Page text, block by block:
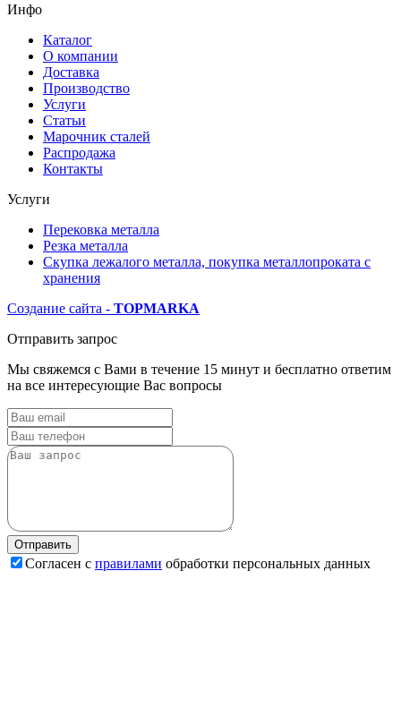
Инфо
Каталог
О компании
Доставка
Производство
Услуги
Статьи
Марочник сталей
Распродажа
Контакты
Услуги
Перековка металла
Резка металла
Скупка лежалого металла, покупка металлопроката с
хранения
Создание сайта - TOPMARKA
Отправить запрос
Мы свяжемся с Вами в течение 15 минут и бесплатно ответим
на все интересующие Вас вопросы
Согласен с правилами обработки персональных данных